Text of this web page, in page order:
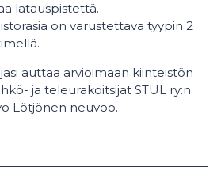
latauspistettä.
on varustettava tyypin 2
auttaa arvioimaan kiinteistön
ja teleurakoitsijat STUL ry:n
Lötjönen neuvoo.